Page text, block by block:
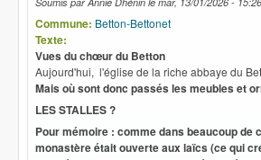
Commune: Betton-Bettonet
Texte:
Vues du chœur du Betton
Aujourd'hui, l'église de la riche abbaye du
Mais où sont donc passés les meubles et
LES STALLES ?
Pour mémoire : comme dans beaucoup de
monastère était ouverte aux laïcs (ce qui